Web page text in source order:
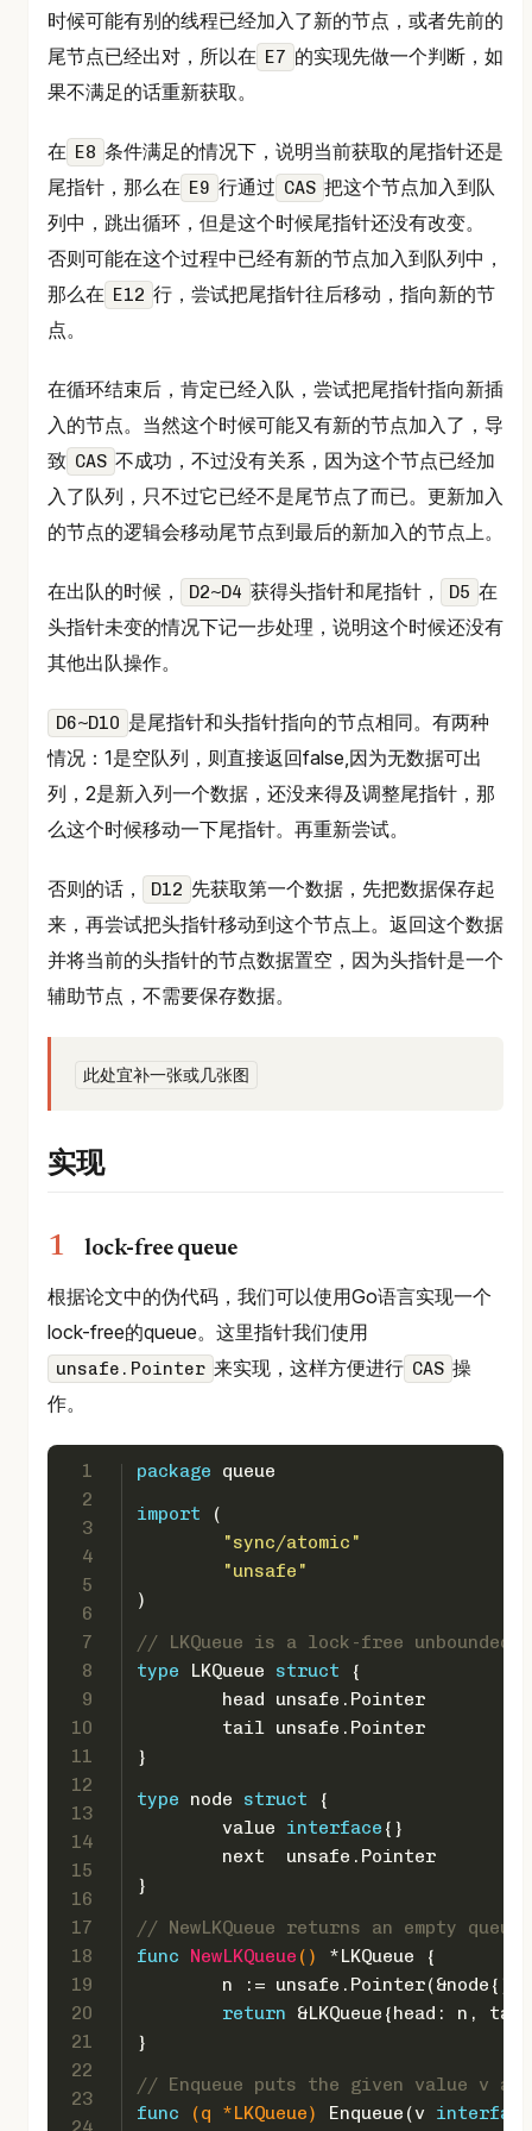
时候可能有别的线程已经加入了新的节点，或者先前的
尾节点已经出对，所以在 E7 的实现先做一个判断，如
果不满足的话重新获取。
在 E8 条件满足的情况下，说明当前获取的尾指针还是
尾指针，那么在 E9 行通过 CAS 把这个节点加入到队
列中，跳出循环，但是这个时候尾指针还没有改变。
否则可能在这个过程中已经有新的节点加入到队列中，
那么在 E12 行，尝试把尾指针往后移动，指向新的节
点。
在循环结束后，肯定已经入队，尝试把尾指针指向新插
入的节点。当然这个时候可能又有新的节点加入了，导
致 CAS 不成功，不过没有关系，因为这个节点已经加
入了队列，只不过它已经不是尾节点了而已。更新加入
的节点的逻辑会移动尾节点到最后的新加入的节点上。
在出队的时候， D2~D4 获得头指针和尾指针， D5 在
头指针未变的情况下记一步处理，说明这个时候还没有
其他出队操作。
D6~D10 是尾指针和头指针指向的节点相同。有两种
情况：1是空队列，则直接返回false,因为无数据可出
列，2是新入列一个数据，还没来得及调整尾指针，那
么这个时候移动一下尾指针。再重新尝试。
否则的话， D12 先获取第一个数据，先把数据保存起
来，再尝试把头指针移动到这个节点上。返回这个数据
并将当前的头指针的节点数据置空，因为头指针是一个
辅助节点，不需要保存数据。
此处宜补一张或几张图
实现
lock-free queue
根据论文中的伪代码，我们可以使用Go语言实现一个
lock-free的queue。这里指针我们使用
unsafe.Pointer 来实现，这样方便进行 CAS 操
作。
1
2
3
4
5
6
7
8
9
10
11
12
13
14
15
16
17
18
19
20
21
22
23
package queue
import (
"sync/atomic"
"unsafe"
)
// LKQueue is a lock-free unbounded
type LKQueue struct {
	head unsafe.Pointer
	tail unsafe.Pointer
}
type node struct {
	value
interface {}
	next  unsafe.Pointer
}
// NewLKQueue returns an empty queue.
func
NewLKQueue ()
*LKQueue {
	n := unsafe.Pointer(&node{})
return &LKQueue{head: n,
}
// Enqueue puts the given value v
func
(q *LKQueue) Enqueue(v interface